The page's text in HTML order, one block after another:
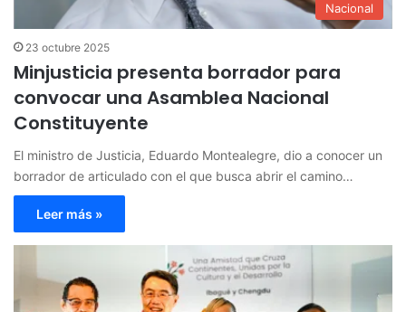
Nacional
23 octubre 2025
Minjusticia presenta borrador para
convocar una Asamblea Nacional
Constituyente
El ministro de Justicia, Eduardo Montealegre, dio a conocer un
borrador de articulado con el que busca abrir el camino…
Leer más »